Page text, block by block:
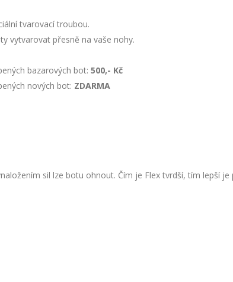
tvarovací troubou.
vytvarovat přesně na vaše nohy.
bazarových bot: 500,- Kč
nových bot: ZDARMA
sil lze botu ohnout. Čím je Flex tvrdší, tím lepší